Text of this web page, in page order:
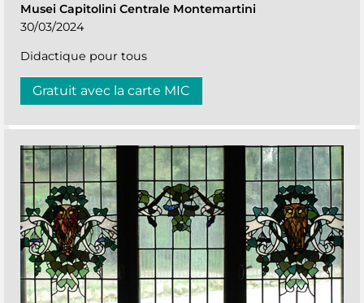
Musei Capitolini Centrale Montemartini
30/03/2024
Didactique pour tous
Gratuit avec la carte MIC